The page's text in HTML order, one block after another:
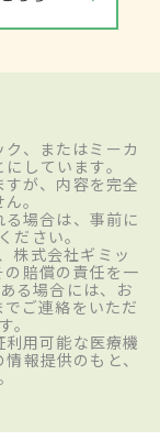
、またはミーカ
しています。
が、内容を完全
。
場合は、事前に
ださい。
株式会社ギミッ
賠償の責任を一
る場合には、お
ご連絡をいただ
。
用可能な医療機
報提供のもと、